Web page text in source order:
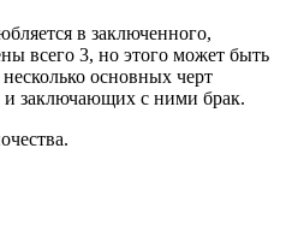
в заключенного,
всего 3, но этого может быть
основных черт
заключающих с ними брак.